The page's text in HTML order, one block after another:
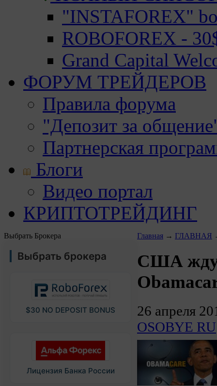
"INSTAFOREX"
ROBOFOREX -
Grand Capital
ФОРУМ ТРЕЙДЕРОВ
Правила форума
"Депозит за
Партнерская
Блоги
Видео портал
КРИПТОТРЕЙДИНГ
Выбрать Брокера
Выбрать брокера
$30 NO DEPOSIT BONUS
Лицензия Банка России
Главная → ГЛАВНАЯ
США
26 апреля
OSOBYE RU